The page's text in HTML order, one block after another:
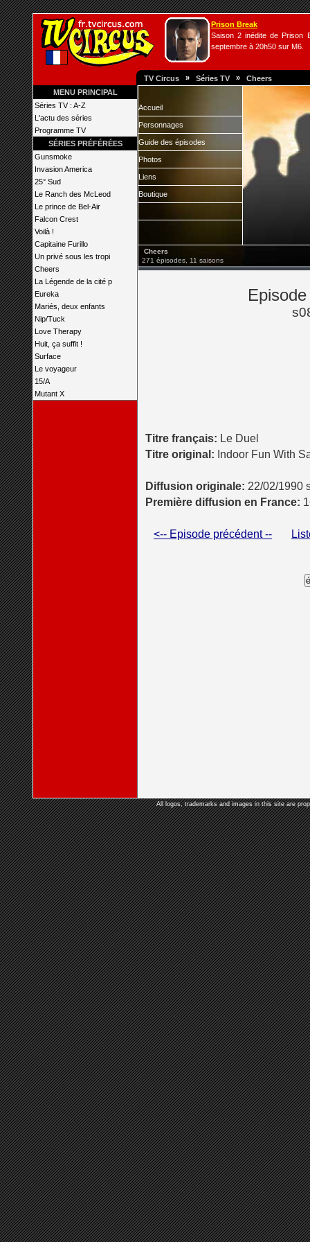
Prison Break
Saison 2 inédite de Prison
septembre à 20h50 sur M6.
TV Circus » Séries TV » Cheers
MENU PRINCIPAL
Séries TV : A-Z
L'actu des séries
Programme TV
SÉRIES PRÉFÉRÉES
Gunsmoke
Invasion America
25° Sud
Le Ranch des McLeod
Le prince de Bel-Air
Falcon Crest
Voilà !
Capitaine Furillo
Un privé sous les tropi
Cheers
La Légende de la cité p
Eureka
Mariés, deux enfants
Nip/Tuck
Love Therapy
Huit, ça suffit !
Surface
Le voyageur
15/A
Mutant X
Accueil
Personnages
Guide des épisodes
Photos
Liens
Boutique
Cheers
271 épisodes, 11 saisons
Titre français: Le Duel
Titre original: Indoor Fun With
Diffusion originale: 22/02/1990
Première diffusion en France:
<-- Episode précédent --
All logos, trademarks and images in this site are